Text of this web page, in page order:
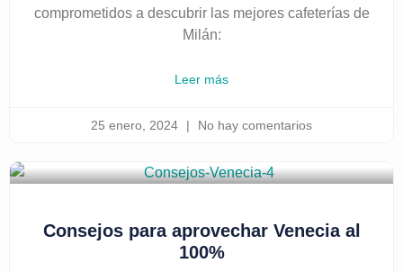
comprometidos a descubrir las mejores cafeterías de
Milán:
Leer más
25 enero, 2024 No hay comentarios
Consejos para aprovechar Venecia al
100%